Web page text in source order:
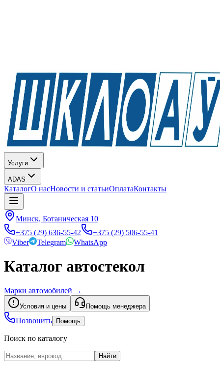
Услуги
ADAS
КаталогО насНовости и статьиОплатаКонтакты
Минск, Ботаническая 10
+375 (29) 636-55-42
+375 (29) 506-55-41
Viber
Telegram WhatsApp
Каталог автостекол
Марки автомобилей →
Условия и цены Помощь менеджера
Позвонить Помощь
Поиск по каталогу
Найти